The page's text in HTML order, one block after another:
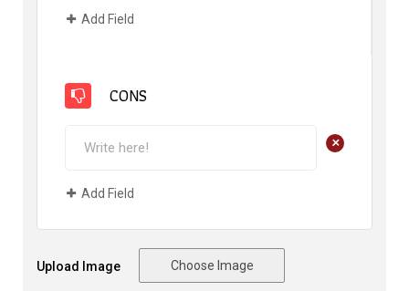
Add Field
CONS
+
Add Field
Upload Image Choose Image